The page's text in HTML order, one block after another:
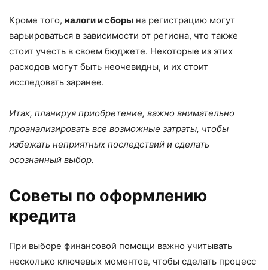
Кроме того, налоги и сборы на регистрацию могут
варьироваться в зависимости от региона, что также
стоит учесть в своем бюджете. Некоторые из этих
расходов могут быть неочевидны, и их стоит
исследовать заранее.
Итак, планируя приобретение, важно внимательно
проанализировать все возможные затраты, чтобы
избежать неприятных последствий и сделать
осознанный выбор.
Советы по оформлению
кредита
При выборе финансовой помощи важно учитывать
несколько ключевых моментов, чтобы сделать процесс